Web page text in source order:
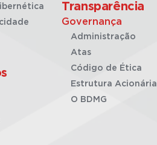
Transparência
Governança
Administração
Atas
Código de Ética
Estrutura Acionária
O BDMG